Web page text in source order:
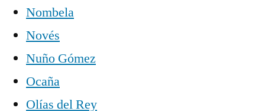
Nombela
Novés
Nuño Gómez
Ocaña
Olías del Rey